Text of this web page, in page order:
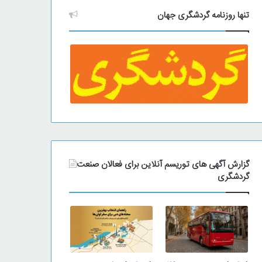
تنها روزنامه گردشگری جهان
گزارش آگهی های توریسم آنلاین برای فعالان صنعت
گردشگری